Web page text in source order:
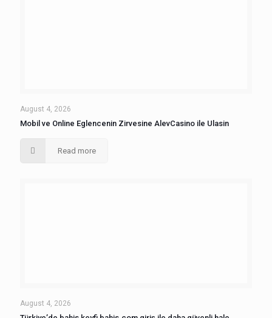
August 4, 2026
Mobil ve Online Eglencenin Zirvesine AlevCasino ile Ulasin
Read more
August 4, 2026